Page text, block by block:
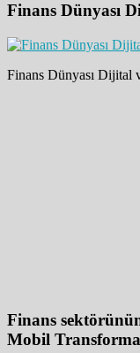
Finans Dünyası
Finans Dünyası Dijital
Finans
Mobil